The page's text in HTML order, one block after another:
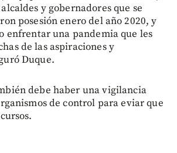
y gobernadores que se
posesión enero del año 2020, y
enfrentar una pandemia que les
de las aspiraciones y
Duque.
debe haber una vigilancia
de control para eviar que